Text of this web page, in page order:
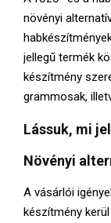
N
U
növényi
jellegű termék
készítmény
grammosak,
Lássuk, mi
Növényi
A vásárlói
készítmény